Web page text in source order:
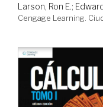
Larson, Ron E.;
Cengage Learning.